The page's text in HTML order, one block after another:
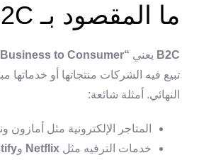
ما المقصود بـ B2C؟
B2C يعني “Business to Consumer”
تبيع فيه الشركات منتجاتها أو خدماتها
النهائي. أمثلة شائعة:
المتاجر الإلكترونية مثل أمازون
خدمات الترفيه مثل Netflix و